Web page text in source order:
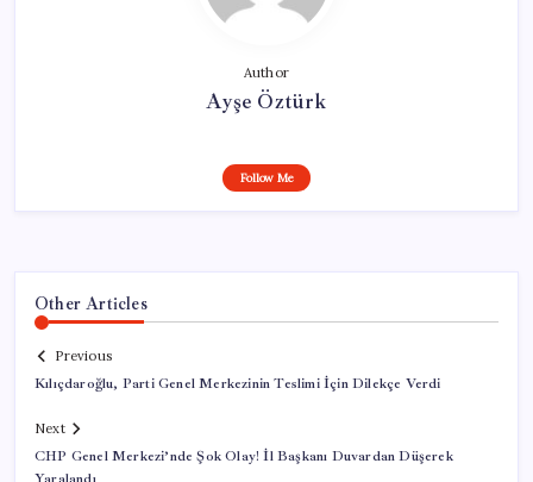
Author
Ayşe Öztürk
Follow Me
Other Articles
Previous
Kılıçdaroğlu, Parti Genel Merkezinin Teslimi İçin Dilekçe Verdi
Next
CHP Genel Merkezi’nde Şok Olay! İl Başkanı Duvardan Düşerek